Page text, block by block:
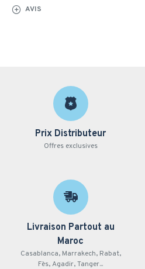
AVIS
Prix Distributeur
Offres exclusives
Livraison Partout au
Maroc
Casablanca, Marrakech, Rabat,
Fès, Agadir, Tanger...